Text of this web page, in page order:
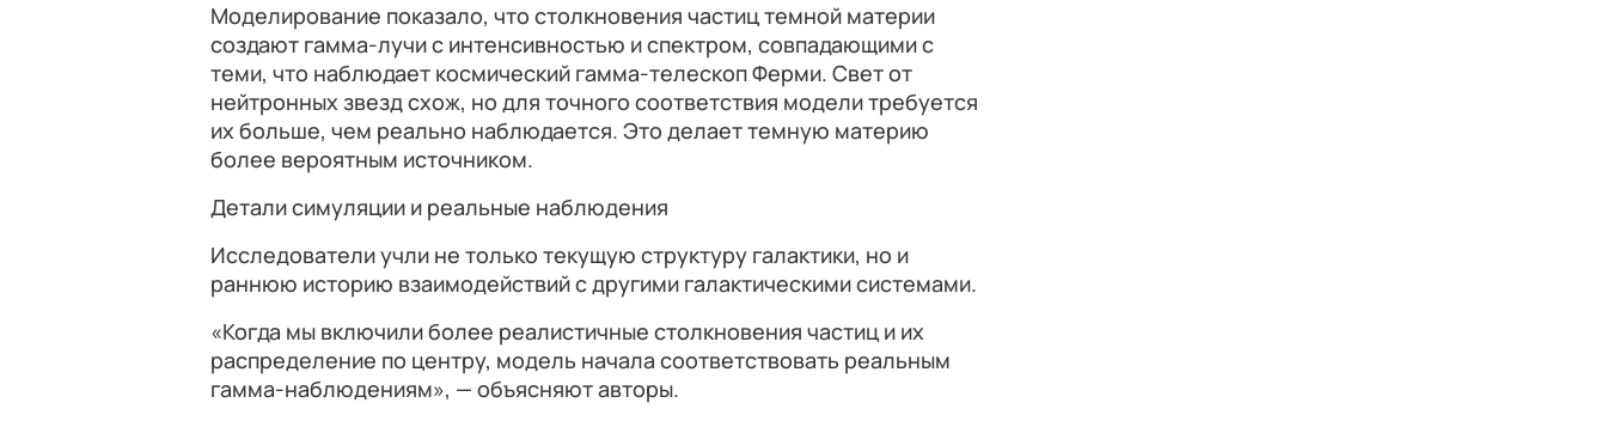
Моделирование показало, что столкновения частиц темной материи
создают гамма-лучи с интенсивностью и спектром, совпадающими с
теми, что наблюдает космический гамма-телескоп Ферми. Свет от
нейтронных звезд схож, но для точного соответствия модели требуется
их больше, чем реально наблюдается. Это делает темную материю
более вероятным источником.
Детали симуляции и реальные наблюдения
Исследователи учли не только текущую структуру галактики, но и
раннюю историю взаимодействий с другими галактическими системами.
«Когда мы включили более реалистичные столкновения частиц и их
распределение по центру, модель начала соответствовать реальным
гамма-наблюдениям», — объясняют авторы.